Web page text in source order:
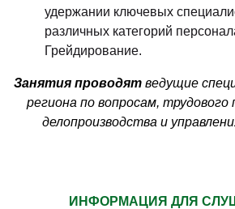
удержании ключевых
различных категорий
Грейдирование.
Занятия проводят ведущие
региона по вопросам, трудового
делопроизводства и
ИНФОРМАЦИЯ ДЛЯ